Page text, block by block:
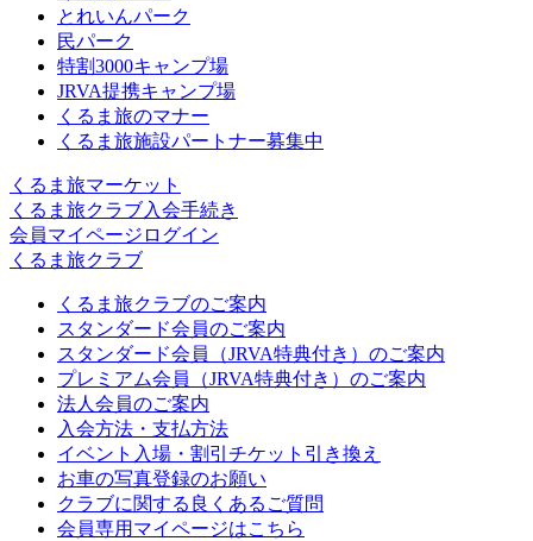
とれいんパーク
民パーク
特割3000キャンプ場
JRVA提携キャンプ場
くるま旅のマナー
くるま旅施設パートナー募集中
くるま旅マーケット
くるま旅クラブ入会手続き
会員マイページログイン
くるま旅クラブ
くるま旅クラブのご案内
スタンダード会員のご案内
スタンダード会員（JRVA特典付き）のご案内
プレミアム会員（JRVA特典付き）のご案内
法人会員のご案内
入会方法・支払方法
イベント入場・割引チケット引き換え
お車の写真登録のお願い
クラブに関する良くあるご質問
会員専用マイページはこちら